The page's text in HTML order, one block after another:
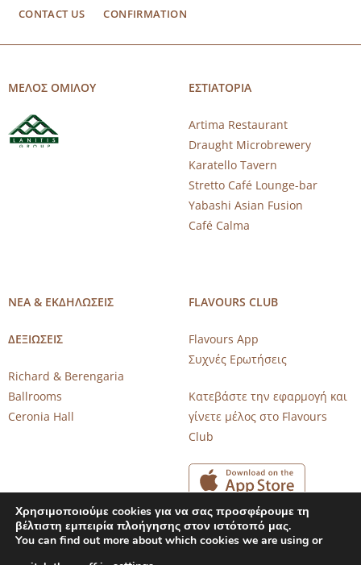
CONTACT US CONFIRMATION
ΜΕΛΟΣ ΟΜΙΛΟΥ ΕΣΤΙΑΤΟΡΙΑ
Artima Restaurant
Draught Microbrewery
Karatello Tavern
Stretto Café Lounge-bar
Yabashi Asian Fusion
Café Calma
ΝΕΑ & ΕΚΔΗΛΩΣΕΙΣ
ΔΕΞΙΩΣΕΙΣ
Richard & Berengaria
Ballrooms
Ceronia Hall
FLAVOURS CLUB
Flavours App
Συχνές Ερωτήσεις
Κατεβάστε την εφαρμογή και
γίνετε μέλος στο Flavours
Club
Χρησιμοποιούμε cookies για να σας προσφέρουμε τη
βέλτιστη εμπειρία πλοήγησης στον ιστότοπό μας.
You can find out more about which cookies we are using or